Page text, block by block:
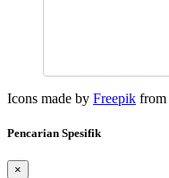
Icons made by Freepik from
Pencarian Spesifik
×